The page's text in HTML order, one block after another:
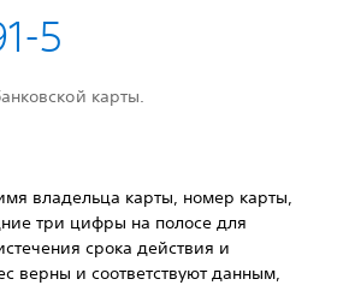
5
карты.
владельца карты, номер карты,
три цифры на полосе для
срока действия и
верны и соответствуют данным,